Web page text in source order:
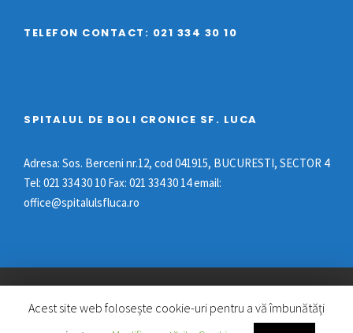
TELEFON CONTACT: 021 334 30 10
SPITALUL DE BOLI CRONICE SF. LUCA
Adresa: Sos. Berceni nr.12, cod 041915, BUCURESTI, SECTOR 4
Tel: 021 334 30 10 Fax: 021 334 30 14 email:
office@spitalulsfluca.ro
TOATE DREPTURILE REZERVATE © 2022 SPITALUL
DE BOLI CRONICE "SF. LUCA"
Acest site web folosește cookie-uri pentru a vă îmbunătăți